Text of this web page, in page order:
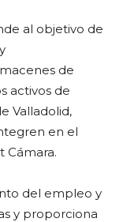
al objetivo de
de
activos de
Valladolid,
en el
Cámara.
del empleo y
y proporciona